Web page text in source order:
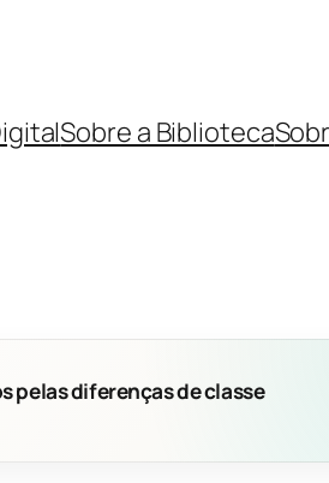
Sobre a Biblioteca
pelas diferenças de classe